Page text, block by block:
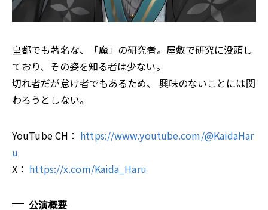
皇都でも著名な、「魔」の研究者。屋敷で研究に没頭し
ており、その姿を知る者は少ない。
切れ者だが怠け者でもあるため、 興味のないことには関
わろうとしない。
YouTube CH： https://www.youtube.com/@KaidaHar
u
X： https://x.com/Kaida_Haru
公演概要